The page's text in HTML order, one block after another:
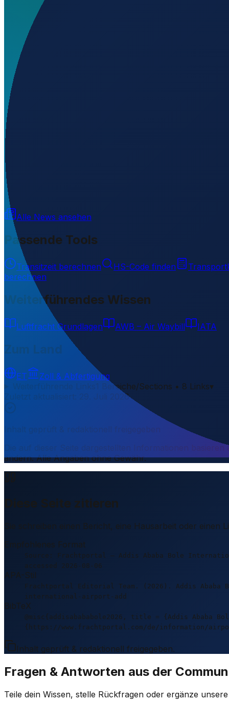
Wird geladen...
Alle News ansehen
Passende Tools
Transitzeit berechnen HS-Code finden
berechnen
Weiterführendes Wissen
Luftfracht Grundlagen AWB – Air Waybill IATA
Zum Land
ET
Zoll & Abfertigung
Weiterführende Links 1 Bereiche/Sections • 8 Links▾
Zuletzt aktualisiert
29. Juli 2026
Inhalt geprüft & redaktionell freigegeben
Die auf dieser Seite dargestellten Informationen
ändern. Alle Angaben ohne Gewähr.
Diese Seite zitieren
Sie schreiben einen Bericht, eine Hausarbeit oder einen
Empfohlenes Format
Source: Frachtportal – Addis Ababa Bole
accessed 2026-08-06
APA-Stil
Frachtportal Editorial Team. (2026). Addis
international-airport-add
BibTeX
@misc{addisabababole2026, title = {Addis
{https://www.frachtportal.com/de/information/
Inhalt geprüft & redaktionell freigegeben.
Fragen & Antworten aus der
Teile dein Wissen, stelle Rückfragen oder ergänze